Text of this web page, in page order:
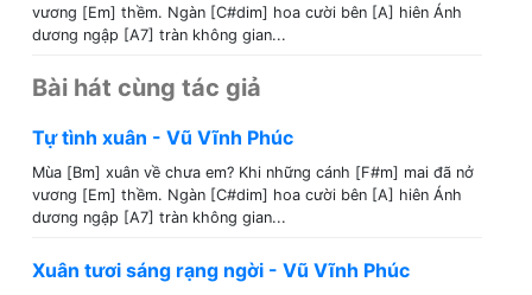
vương [Em] thềm. Ngàn [C#dim] hoa cười bên [A] hiên Ánh
dương ngập [A7] tràn không gian...
Bài hát cùng tác giả
Tự tình xuân - Vũ Vĩnh Phúc
Mùa [Bm] xuân về chưa em? Khi những cánh [F#m] mai đã nở
vương [Em] thềm. Ngàn [C#dim] hoa cười bên [A] hiên Ánh
dương ngập [A7] tràn không gian...
Xuân tươi sáng rạng ngời - Vũ Vĩnh Phúc